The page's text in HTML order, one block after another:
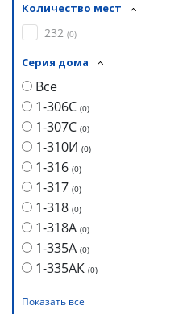
Количество мест
232 (0)
Серия дома
Все
1-306С (0)
1-307С (0)
1-310И (0)
1-316 (0)
1-317 (0)
1-318 (0)
1-318А (0)
1-335А (0)
1-335АК (0)
Показать все